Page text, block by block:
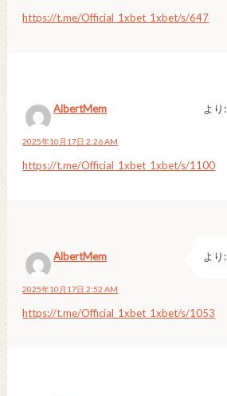
https://t.me/Official_1xbet_1xbet/s/647
AlbertMem より:
2025年10月17日 2:26 AM
https://t.me/Official_1xbet_1xbet/s/1100
AlbertMem より:
2025年10月17日 2:52 AM
https://t.me/Official_1xbet_1xbet/s/1053